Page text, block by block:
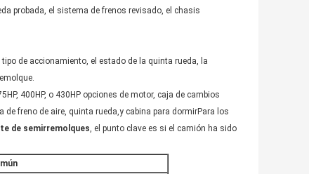
probada, el sistema de frenos revisado, el chasis
de accionamiento, el estado de la quinta rueda, la
400HP, o 430HP opciones de motor, caja de cambios
freno de aire, quinta rueda,y cabina para dormirPara los
de semirremolques, el punto clave es si el camión ha sido